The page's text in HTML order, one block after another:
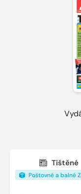
Tištěné
Poštovné a balné